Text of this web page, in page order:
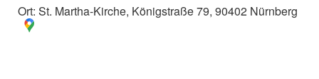
Ort: St. Martha-Kirche, Königstraße 79, 90402 Nürnberg